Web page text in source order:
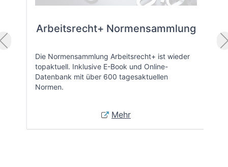
Arbeitsrecht+ Normensammlung
Die Normensammlung Arbeitsrecht+ ist wieder
topaktuell. Inklusive E-Book und Online-
Datenbank mit über 600 tagesaktuellen
Normen.
Mehr